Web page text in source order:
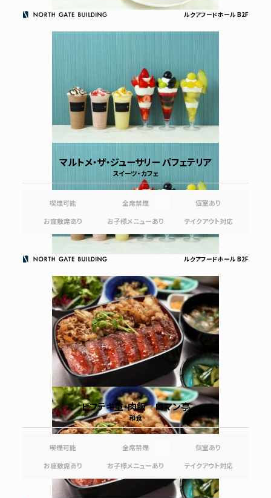
ルクアフードホール B2F
マルトメ・ザ・ジューサリー パフェテリア
スイーツ・カフェ
喫煙可能 全席禁煙
個室あり
お座敷席あり
お子様メニューあり テイクアウト対応
ルクアフードホール B2F
ビフテキ重・肉飯 ロマン亭
和食
喫煙可能 全席禁煙
個室あり
お座敷席あり
お子様メニューあり テイクアウト対応